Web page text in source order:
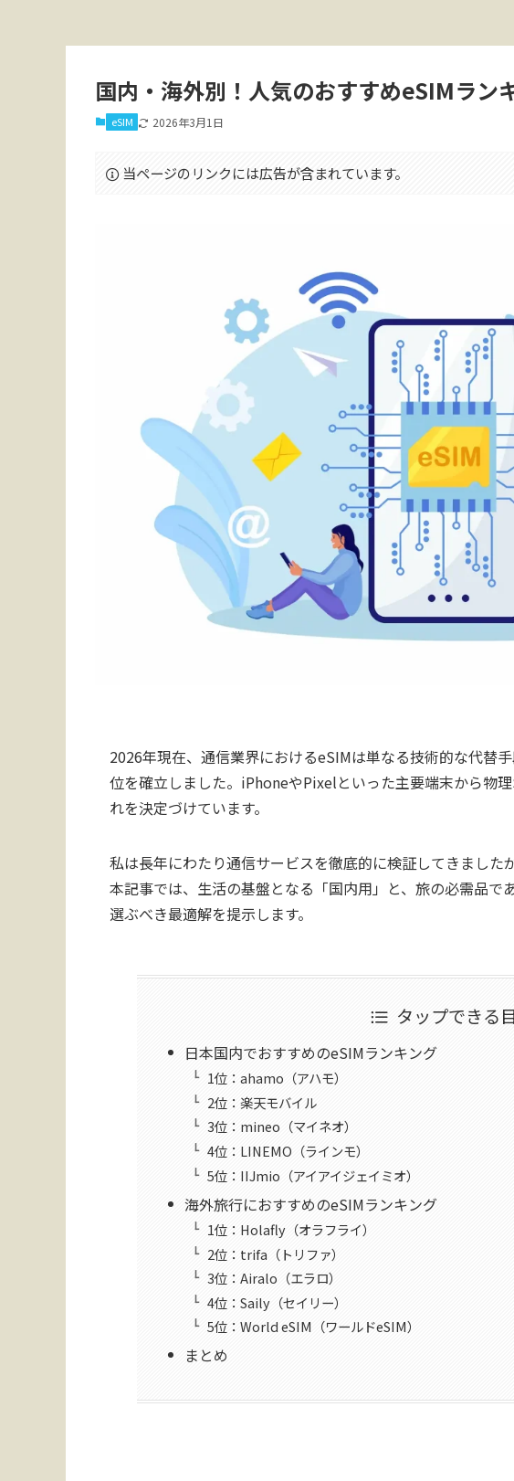
国内・海外別！人気のおすすめeSIMラン
eSIM 2026年3月1日
当ページのリンクには広告が含まれています。
2026年現在、通信業界におけるeSIMは単なる技術的な代替
位を確立しました。iPhoneやPixelといった主要端末から物
れを決定づけています。
私は長年にわたり通信サービスを徹底的に検証してきました
本記事では、生活の基盤となる「国内用」と、旅の必需品で
選ぶべき最適解を提示します。
タップできる
日本国内でおすすめのeSIMランキング
1位：ahamo（アハモ）
2位：楽天モバイル
3位：mineo（マイネオ）
4位：LINEMO（ラインモ）
5位：IIJmio（アイアイジェイミオ）
海外旅行におすすめのeSIMランキング
1位：Holafly（オラフライ）
2位：trifa（トリファ）
3位：Airalo（エラロ）
4位：Saily（セイリー）
5位：World eSIM（ワールドeSIM）
まとめ